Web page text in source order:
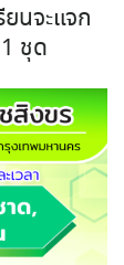
นจะแจก
ชุด